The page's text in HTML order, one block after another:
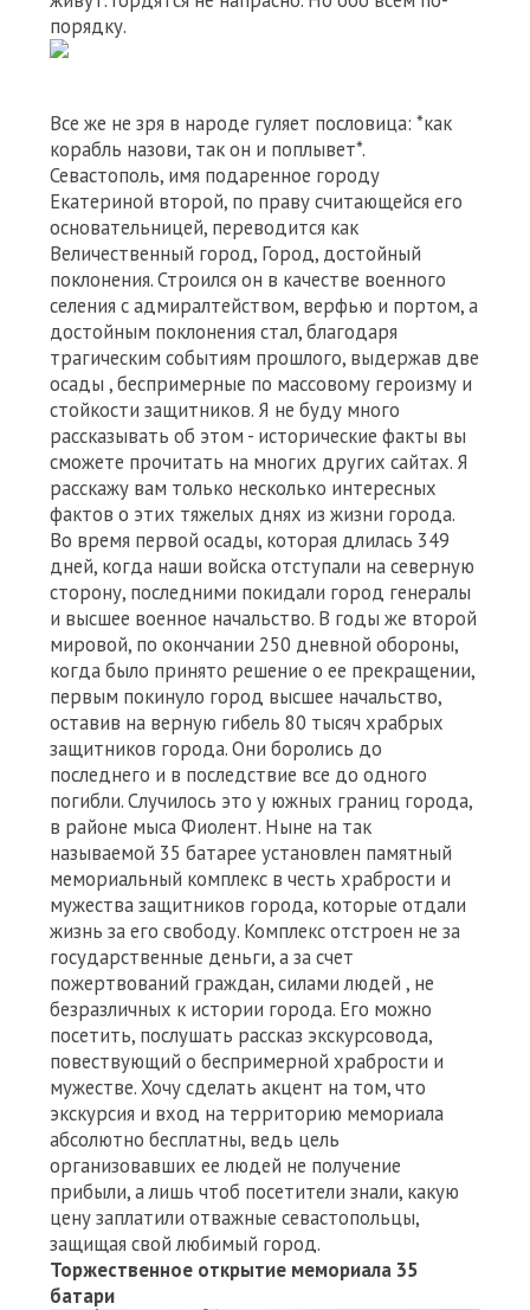
порядку.
Все же не зря в народе гуляет пословица: *как
корабль назови, так он и поплывет*.
Севастополь, имя подаренное городу
Екатериной второй, по праву считающейся его
основательницей, переводится как
Величественный город, Город, достойный
поклонения. Строился он в качестве военного
селения с адмиралтейством, верфью и портом, а
достойным поклонения стал, благодаря
трагическим событиям прошлого, выдержав две
осады , беспримерные по массовому героизму и
стойкости защитников. Я не буду много
рассказывать об этом - исторические факты вы
сможете прочитать на многих других сайтах. Я
расскажу вам только несколько интересных
фактов о этих тяжелых днях из жизни города.
Во время первой осады, которая длилась 349
дней, когда наши войска отступали на северную
сторону, последними покидали город генералы
и высшее военное начальство. В годы же второй
мировой, по окончании 250 дневной обороны,
когда было принято решение о ее прекращении,
первым покинуло город высшее начальство,
оставив на верную гибель 80 тысяч храбрых
защитников города. Они боролись до
последнего и в последствие все до одного
погибли. Случилось это у южных границ города,
в районе мыса Фиолент. Ныне на так
называемой 35 батарее установлен памятный
мемориальный комплекс в честь храбрости и
мужества защитников города, которые отдали
жизнь за его свободу. Комплекс отстроен не за
государственные деньги, а за счет
пожертвований граждан, силами людей , не
безразличных к истории города. Его можно
посетить, послушать рассказ экскурсовода,
повествующий о беспримерной храбрости и
мужестве. Хочу сделать акцент на том, что
экскурсия и вход на территорию мемориала
абсолютно бесплатны, ведь цель
организовавших ее людей не получение
прибыли, а лишь чтоб посетители знали, какую
цену заплатили отважные севастопольцы,
защищая свой любимый город.
Торжественное открытие мемориала 35
батари